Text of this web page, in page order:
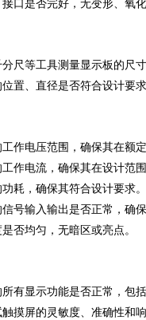
接口是否完好，无变形、氧化
分尺等工具测量显示板的尺
位置、直径是否符合设计要
工作电压范围，确保其在额
工作电流，确保其在设计范围
耗，确保其符合设计要求。
信号输入输出是否正常，确
否均匀，无暗区或亮点。
所有显示功能是否正常，包
触摸屏的灵敏度、准确性和响